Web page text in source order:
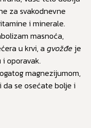
za svakodnevne
i minerale.
masnoća,
u krvi, a gvožđe je
oporavak.
magnezijumom,
da se osećate bolje i